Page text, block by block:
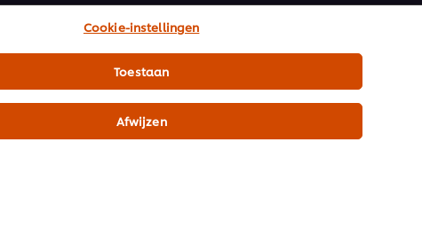
Cookie-instellingen
Afwijzen
Toestaan